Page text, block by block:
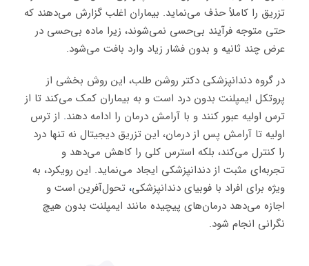
تزریق را کاملاً حذف می‌نماید. بیماران اغلب گزارش می‌دهند که
حتی متوجه فرآیند بی‌حسی نمی‌شوند، زیرا ماده بی‌حسی در
عرض چند ثانیه و بدون فشار زیاد وارد بافت می‌شود.
در گروه دندانپزشکی دکتر روشن طلب، این روش بخشی از
پروتکل ایمپلنت بدون درد است و به بیماران کمک می‌کند تا از
ترس اولیه عبور کنند و با آرامش درمان را ادامه دهند. از ترس
اولیه تا آرامش پس از درمان، این تزریق دیجیتال نه تنها درد
را کنترل می‌کند، بلکه استرس کلی را کاهش می‌دهد و
تجربه‌ای مثبت از دندانپزشکی ایجاد می‌نماید. این رویکرد، به
ویژه برای افراد با فوبیای دندانپزشکی، تحول‌آفرین است و
اجازه می‌دهد درمان‌های پیچیده مانند ایمپلنت بدون هیچ
نگرانی انجام شود.